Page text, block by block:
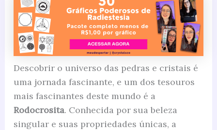
Descobrir o universo das pedras e cristais é
uma jornada fascinante, e um dos tesouros
mais fascinantes deste mundo é a
Rodocrosita. Conhecida por sua beleza
singular e suas propriedades únicas, a